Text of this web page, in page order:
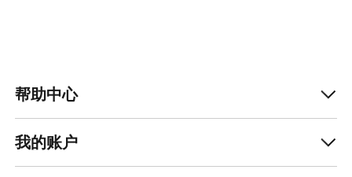
帮助中心
我的账户